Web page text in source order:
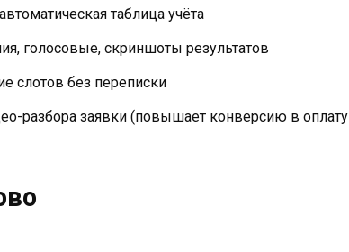
таблица учёта
голосовые, скриншоты результатов
слотов без переписки
разбора заявки (повышает конверсию в оплату